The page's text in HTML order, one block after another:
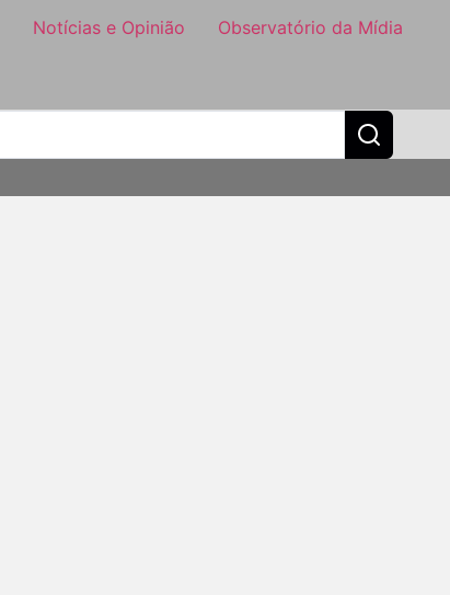
Notícias e Opinião Observatório da Mídia